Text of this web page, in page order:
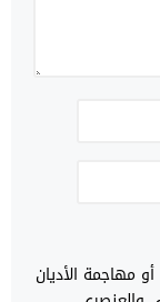
مهاجمة الأديان